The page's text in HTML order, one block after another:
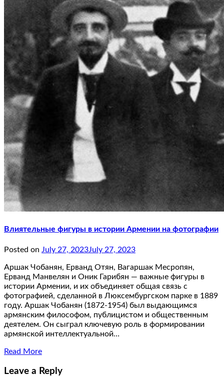
Влиятельные фигуры в истории Армении на фотографии
Posted on July 27, 2023July 27, 2023
Аршак Чобанян, Ерванд Отян, Вагаршак Месропян,
Ерванд Манвелян и Оник Гарибян — важные фигуры в
истории Армении, и их объединяет общая связь с
фотографией, сделанной в Люксембургском парке в 1889
году. Аршак Чобанян (1872-1954) был выдающимся
армянским философом, публицистом и общественным
деятелем. Он сыграл ключевую роль в формировании
армянской интеллектуальной…
Read More
Leave a Reply